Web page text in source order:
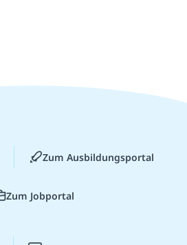
Zum Ausbildungsportal
Zum Jobportal